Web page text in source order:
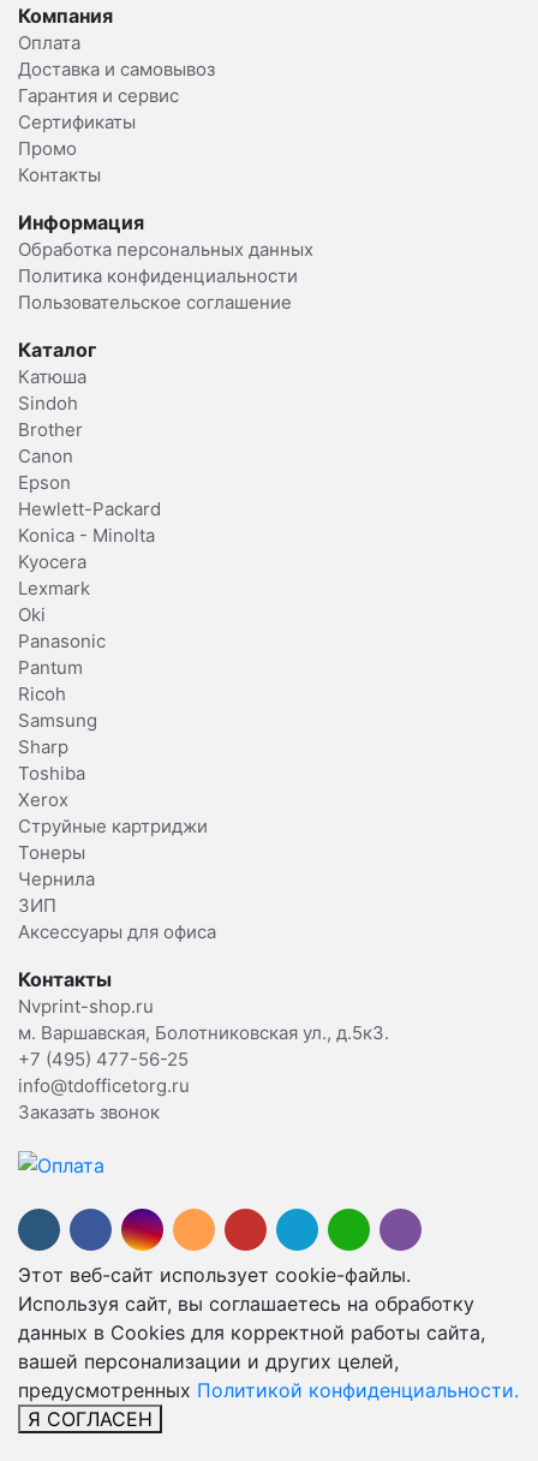
Компания
Оплата
Доставка и самовывоз
Гарантия и сервис
Сертификаты
Промо
Контакты
Информация
Обработка персональных данных
Политика конфиденциальности
Пользовательское соглашение
Каталог
Катюша
Sindoh
Brother
Canon
Epson
Hewlett-Packard
Konica - Minolta
Kyocera
Lexmark
Oki
Panasonic
Pantum
Ricoh
Samsung
Sharp
Toshiba
Xerox
Струйные картриджи
Тонеры
Чернила
ЗИП
Аксессуары для офиса
Контакты
Nvprint-shop.ru
м. Варшавская, Болотниковская ул., д.5к3.
+7 (495) 477-56-25
info@tdofficetorg.ru
Заказать звонок
Этот веб-сайт использует cookie-файлы.
Используя сайт, вы соглашаетесь на обработку
данных в Cookies для корректной работы сайта,
вашей персонализации и других целей,
предусмотренных Политикой конфиденциальности.
Я СОГЛАСЕН